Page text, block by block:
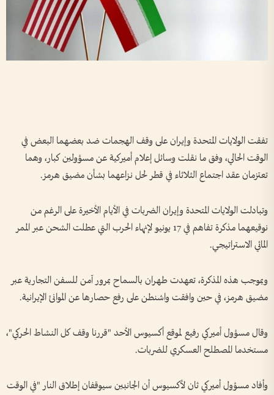
تفقت الولايات المتحدة وإيران على وقف الهجمات ضد بعضهما البعض في
الوقت الحالي، وفق ما نقلت وسائل إعلام أميركية عن مسؤولين كبار، وهما
تعتزمان عقد اجتماع الثلاثاء في قطر لحل نزاعهما بشأن مضيق هرمز.
وتبادلت الولايات المتحدة وإيران الضربات في الأيام الأخيرة على الرغم من
نوقيعهما مذكرة تفاهم في 17 يونيو لإنهاء الحرب التي عطلت الشحن عبر الممر
المائي الاستراتيجي.
وبموجب هذه المذكرة، تعهدت طهران بالسماح بمرور آمن للسفن التجارية عبر
مضيق هرمز، في حين وافقت واشنطن على رفع حصارها عن الموانئ الإيرانية.
وقال مسؤول أميركي رفيع لموقع أكسيوس الأحد "قررنا وقف كل النشاط الحركي"،
مستخدما المصطلح العسكري للضربات.
وأفاد مسؤول أميركي ثان لأكسيوس أن الجانبين سيوقفان إطلاق النار "في الوقت